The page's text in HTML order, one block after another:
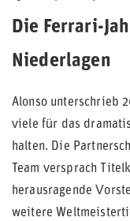
Die Ferrari-
Niederlagen
Alonso unterschrieb
viele für das
halten. Die
Team versprach
herausragende
weitere